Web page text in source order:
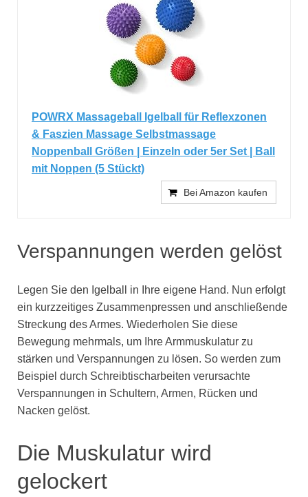
POWRX Massageball Igelball für Reflexzonen
& Faszien Massage Selbstmassage
Noppenball Größen | Einzeln oder 5er Set | Ball
mit Noppen (5 Stückt)
Bei Amazon kaufen
Verspannungen werden gelöst
Legen Sie den Igelball in Ihre eigene Hand. Nun erfolgt
ein kurzzeitiges Zusammenpressen und anschließende
Streckung des Armes. Wiederholen Sie diese
Bewegung mehrmals, um Ihre Armmuskulatur zu
stärken und Verspannungen zu lösen. So werden zum
Beispiel durch Schreibtischarbeiten verursachte
Verspannungen in Schultern, Armen, Rücken und
Nacken gelöst.
Die Muskulatur wird
gelockert